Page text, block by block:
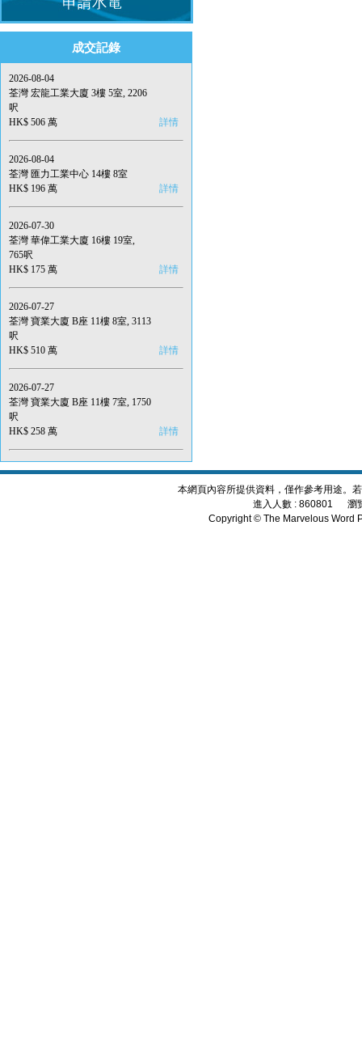
成交記錄
2026-08-04
荃灣 宏龍工業大廈 3樓 5室, 2206
呎
HK$ 506 萬
詳情
2026-08-04
荃灣 匯力工業中心 14樓 8室
HK$ 196 萬
詳情
2026-07-30
荃灣 華偉工業大廈 16樓 19室,
765呎
HK$ 175 萬
詳情
2026-07-27
荃灣 寶業大廈 B座 11樓 8室, 3113
呎
HK$ 510 萬
詳情
2026-07-27
荃灣 寶業大廈 B座 11樓 7室, 1750
呎
HK$ 258 萬
詳情
本網頁內容所提供資料，僅作參考用途。
進入人數 : 860801 瀏
Copyright © The Marvelous Word